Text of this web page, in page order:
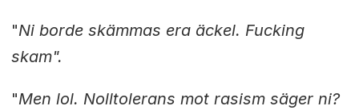
"Ni borde skämmas era äckel. Fucking
skam".
"Men lol. Nolltolerans mot rasism säger ni?